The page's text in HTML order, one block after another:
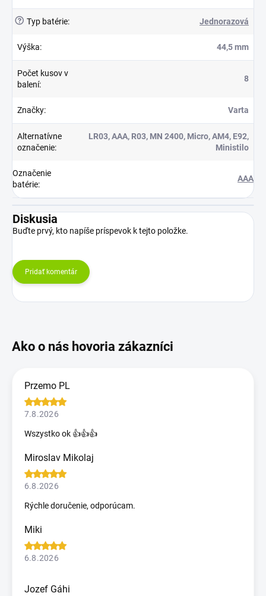
? Typ batérie: Jednorazová
Výška: 44,5 mm
Počet kusov v
balení:
8
Značky: Varta
Alternatívne
označenie:
LR03, AAA, R03, MN 2400, Micro, AM4, E92,
Ministilo
Označenie
batérie:
AAA
Diskusia
Buďte prvý, kto napíše príspevok k tejto položke.
Pridať komentár
Przemo PL
7.8.2026
Wszystko ok 👍👍👍
Miroslav Mikolaj
6.8.2026
Rýchle doručenie, odporúcam.
Miki
6.8.2026
Jozef Gáhi